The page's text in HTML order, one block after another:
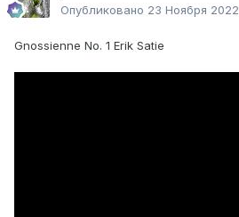
Опубликовано 23 Ноября 2022
Gnossienne No. 1 Erik Satie